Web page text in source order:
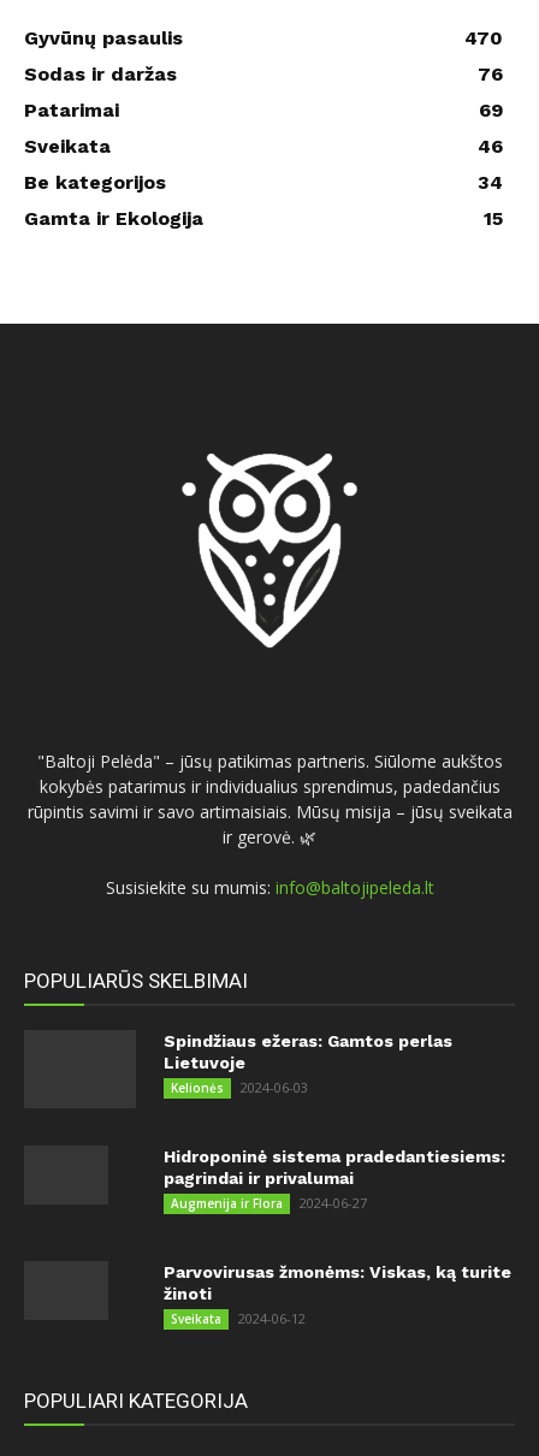
Gyvūnų pasaulis
470
Sodas ir daržas
76
Patarimai
69
Sveikata
46
Be kategorijos
34
Gamta ir Ekologija
15
"Baltoji Pelėda" – jūsų patikimas partneris. Siūlome aukštos
kokybės patarimus ir individualius sprendimus, padedančius
rūpintis savimi ir savo artimaisiais. Mūsų misija – jūsų sveikata
ir gerovė. 🌿
Susisiekite su mumis: info@baltojipeleda.lt
POPULIARŪS SKELBIMAI
Spindžiaus ežeras: Gamtos perlas
Lietuvoje
Kelionės 2024-06-03
Hidroponinė sistema pradedantiesiems:
pagrindai ir privalumai
Augmenija ir Flora 2024-06-27
Parvovirusas žmonėms: Viskas, ką turite
žinoti
Sveikata 2024-06-12
POPULIARI KATEGORIJA